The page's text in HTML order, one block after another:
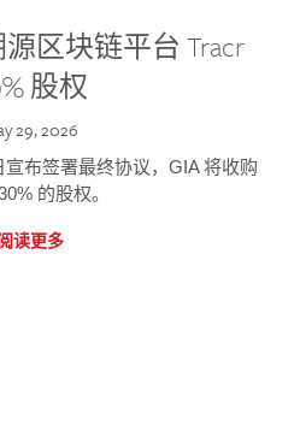
区块链平台 Tracr
股权
29, 2026
布签署最终协议，GIA 将收购
的股权。
读更多